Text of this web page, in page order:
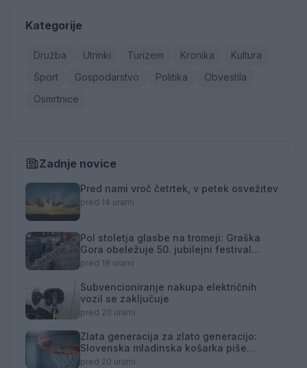
Kategorije
Družba Utrinki Turizem Kronika
Kultura
Šport
Gospodarstvo Politika
Obvestila
Osmrtnice
Zadnje novice
Pred nami vroč četrtek, v petek osvežitev
pred 14 urami
Pol stoletja glasbe na tromeji: Graška
Gora obeležuje 50. jubilejni festival
narodno-zabavne glasbe
pred 18 urami
Subvencioniranje nakupa električnih
vozil se zaključuje
pred 20 urami
Zlata generacija za zlato generacijo:
Slovenska mladinska košarka piše
zgodovino
pred 20 urami